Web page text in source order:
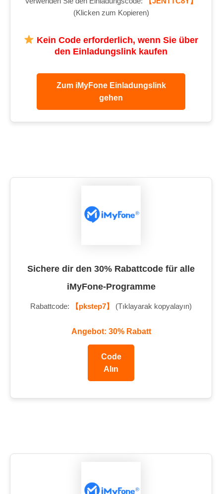
(Klicken zum Kopieren)
Kein Code erforderlich, wenn Sie über
den Einladungslink kaufen
Zum iMyFone Einladungslink
gehen
Sichere dir den 30% Rabattcode für alle
iMyFone-Programme
Rabattcode: 【pkstep7】 (Tıklayarak kopyalayın)
Angebot: 30% Rabatt
Code
Alın